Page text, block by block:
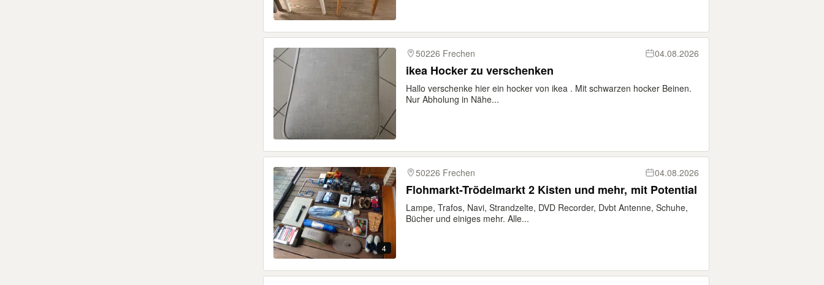
50226 Frechen 04.08.2026
ikea Hocker zu verschenken
Hallo verschenke hier ein hocker von ikea . Mit schwarzen hocker Beinen.
Nur Abholung in Nähe...
4
50226 Frechen 04.08.2026
Flohmarkt-Trödelmarkt 2 Kisten und mehr, mit Potential
Lampe, Trafos, Navi, Strandzelte, DVD Recorder, Dvbt Antenne, Schuhe,
Bücher und einiges mehr. Alle...